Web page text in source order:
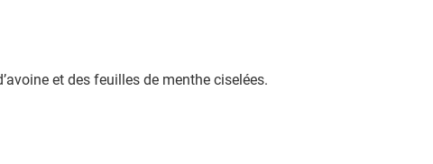
et des feuilles de menthe ciselées.